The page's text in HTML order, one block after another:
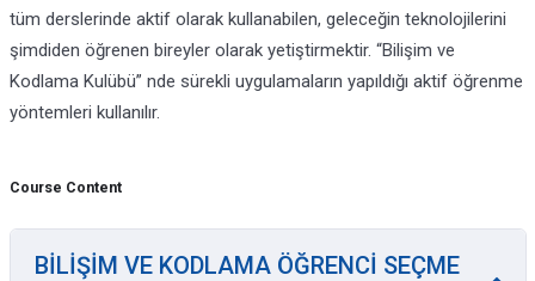
tüm derslerinde aktif olarak kullanabilen, geleceğin teknolojilerini
şimdiden öğrenen bireyler olarak yetiştirmektir. “Bilişim ve
Kodlama Kulübü” nde sürekli uygulamaların yapıldığı aktif öğrenme
yöntemleri kullanılır.
Course Content
BİLİŞİM VE KODLAMA ÖĞRENCİ SEÇME